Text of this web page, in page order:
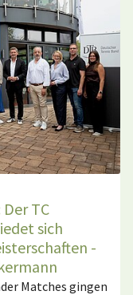
TC
sich
-
Matches gingen